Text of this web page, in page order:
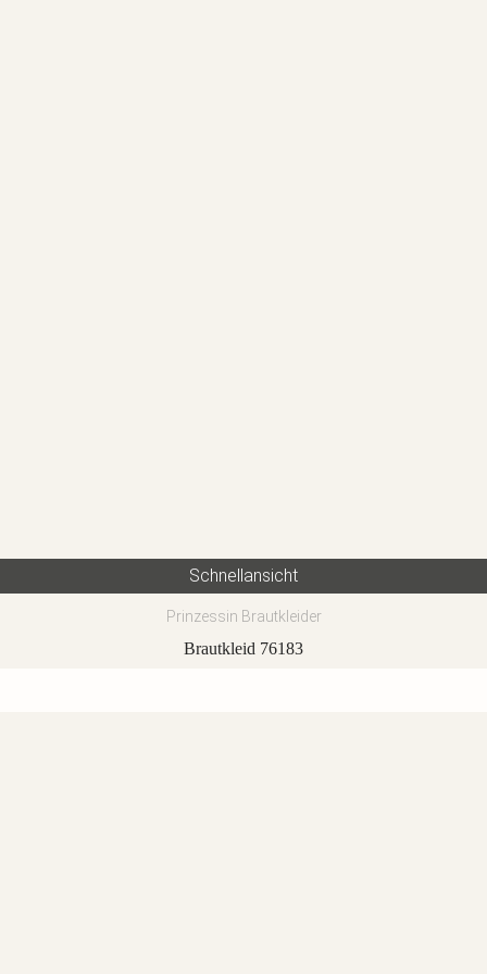
Schnellansicht
Prinzessin Brautkleider
Brautkleid 76183